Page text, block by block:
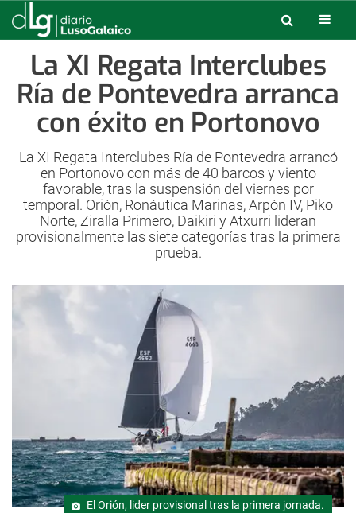
La XI Regata Interclubes
Ría de Pontevedra arranca
con éxito en Portonovo
La XI Regata Interclubes Ría de Pontevedra arrancó
en Portonovo con más de 40 barcos y viento
favorable, tras la suspensión del viernes por
temporal. Orión, Ronáutica Marinas, Arpón IV, Piko
Norte, Ziralla Primero, Daikiri y Atxurri lideran
provisionalmente las siete categorías tras la primera
prueba.
El Orión, lider provisional tras la primera jornada.